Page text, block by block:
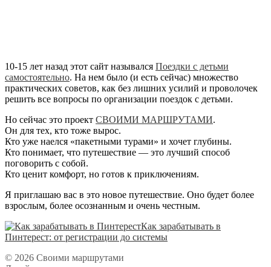
10-15 лет назад этот сайт назывался Поездки с детьми
самостоятельно. На нем было (и есть сейчас) множество
практических советов, как без лишних усилий и проволочек
решить все вопросы по организации поездок с детьми.
Но сейчас это проект СВОИМИ МАРШРУТАМИ.
Он для тех, кто тоже вырос.
Кто уже наелся «пакетными турами» и хочет глубины.
Кто понимает, что путешествие — это лучший способ
поговорить с собой.
Кто ценит комфорт, но готов к приключениям.
Я приглашаю вас в это новое путешествие. Оно будет более
взрослым, более осознанным и очень честным.
Как зарабатывать в
Пинтерест: от регистрации до системы
© 2026 Своими маршрутами